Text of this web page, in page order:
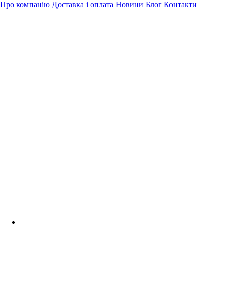
Про компанію Доставка і оплата Новини Блог Контакти